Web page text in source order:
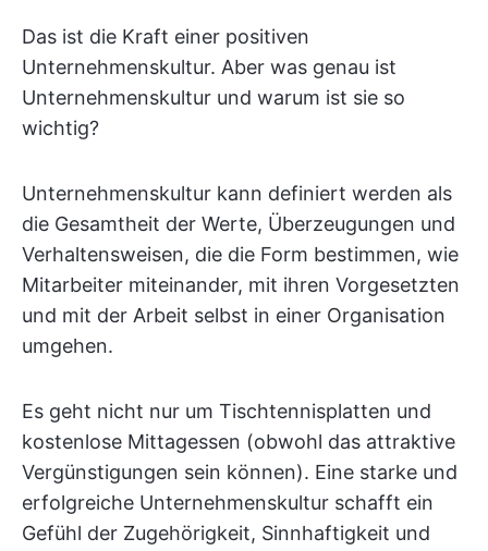
Das ist die Kraft einer positiven
Unternehmenskultur. Aber was genau ist
Unternehmenskultur und warum ist sie so
wichtig?
Unternehmenskultur kann definiert werden als
die Gesamtheit der Werte, Überzeugungen und
Verhaltensweisen, die die Form bestimmen, wie
Mitarbeiter miteinander, mit ihren Vorgesetzten
und mit der Arbeit selbst in einer Organisation
umgehen.
Es geht nicht nur um Tischtennisplatten und
kostenlose Mittagessen (obwohl das attraktive
Vergünstigungen sein können). Eine starke und
erfolgreiche Unternehmenskultur schafft ein
Gefühl der Zugehörigkeit, Sinnhaftigkeit und